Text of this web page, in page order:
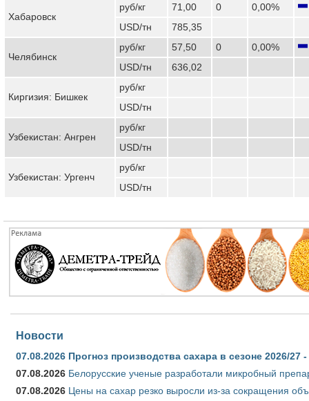
Хабаровск
руб/кг 71,00 0
0,00%
USD/тн
785,35
Челябинск
руб/кг 57,50 0
0,00%
USD/тн
636,02
Киргизия: Бишкек
руб/кг
USD/тн
Узбекистан: Ангрен
руб/кг
USD/тн
Узбекистан: Ургенч
руб/кг
USD/тн
Новости
07.08.2026 Прогноз производства сахара в сезоне 2026/
07.08.2026 Белорусские ученые разработали микробный
07.08.2026 Цены на сахар резко выросли из-за сокращения